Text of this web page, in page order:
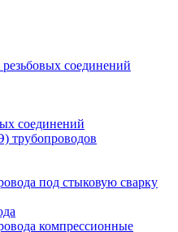
соединений
соединений
под стыковую сварку
компрессионные